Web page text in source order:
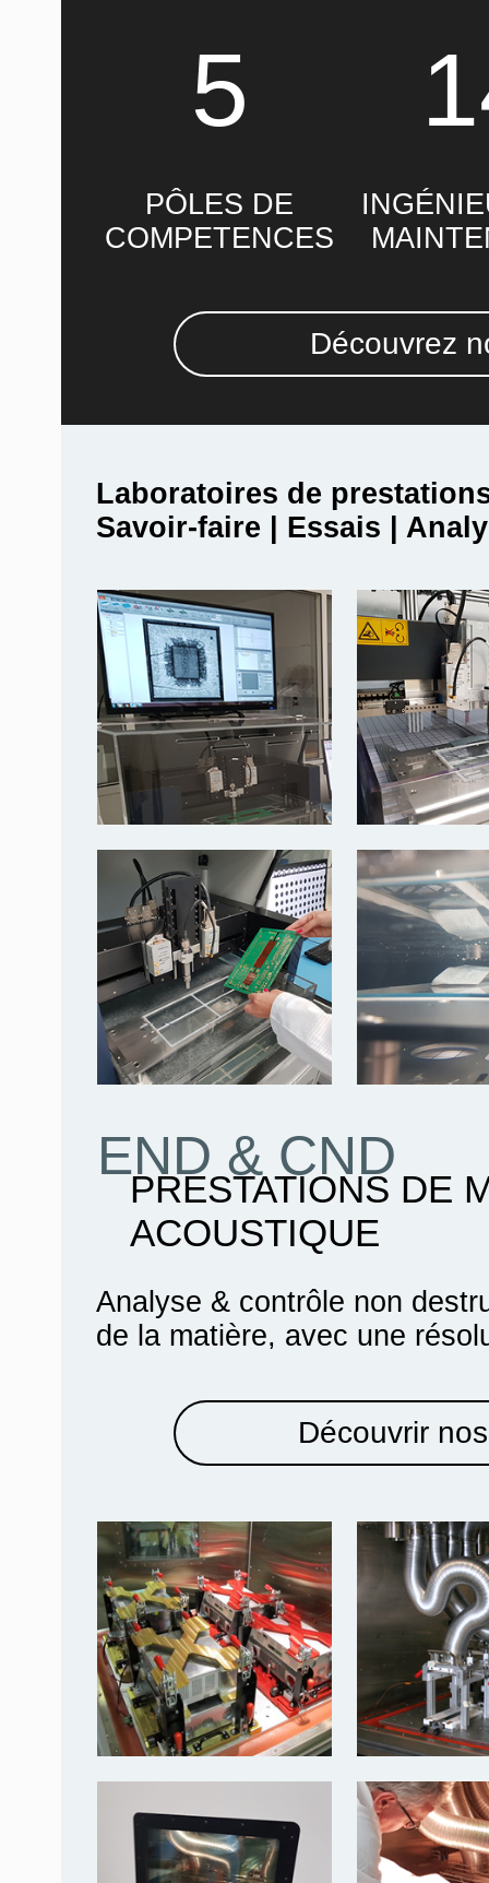
Découvrez
5
PÔLES DE
COMPETENCES
Laboratoires de
Savoir-faire | Essais |
Analyse & contrôle non
de la matière, avec une
Découvrir
END & CND
PRESTATIONS DE
ACOUSTIQUE